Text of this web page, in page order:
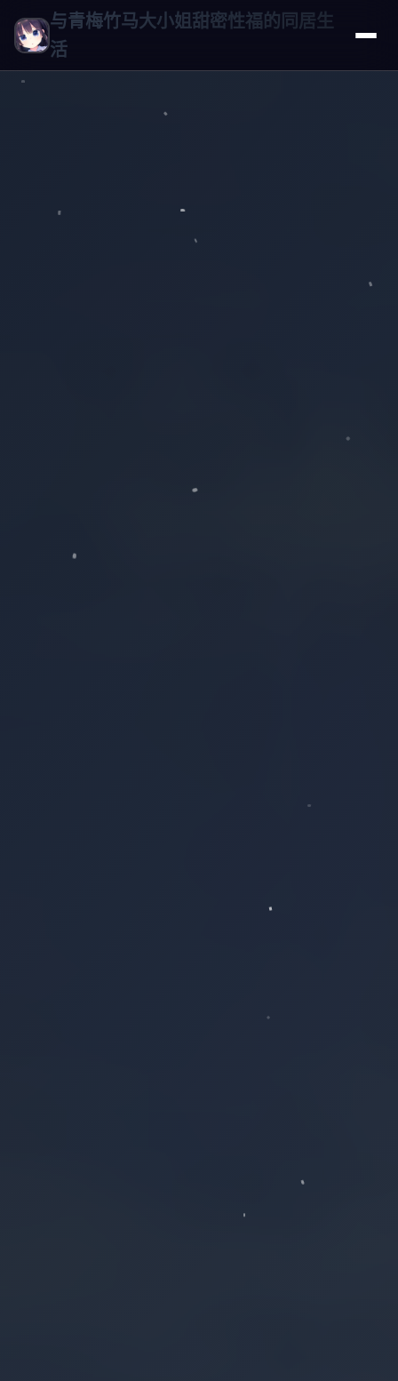
与青梅竹马大小姐甜密性福的同居生
活